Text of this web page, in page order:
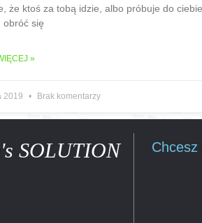
że ktoś za tobą idzie, albo próbuje do ciebie
obróć się
»
2019 Brak komentarzy
SOLUTION
Chcesz